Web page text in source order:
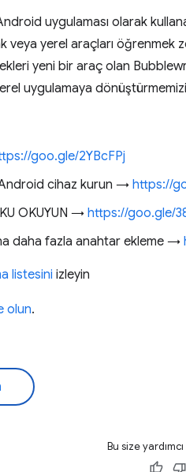
uygulaması olarak
yerel araçları öğrenmek
yeni bir araç olan
uygulamaya
goo.gle/2YBcFPj
cihaz kurun → https://
OKUYUN →https://goo.gle/
daha fazla anahtar ekleme →
listesini izleyin
olun.
Bu size